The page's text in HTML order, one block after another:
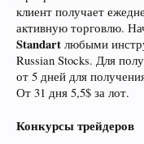
клиент получает
активную торговлю.
Standart любыми
Russian Stocks. Для
от 5 дней для
От 31 дня 5,5$ за лот.
Конкурсы трейдеров